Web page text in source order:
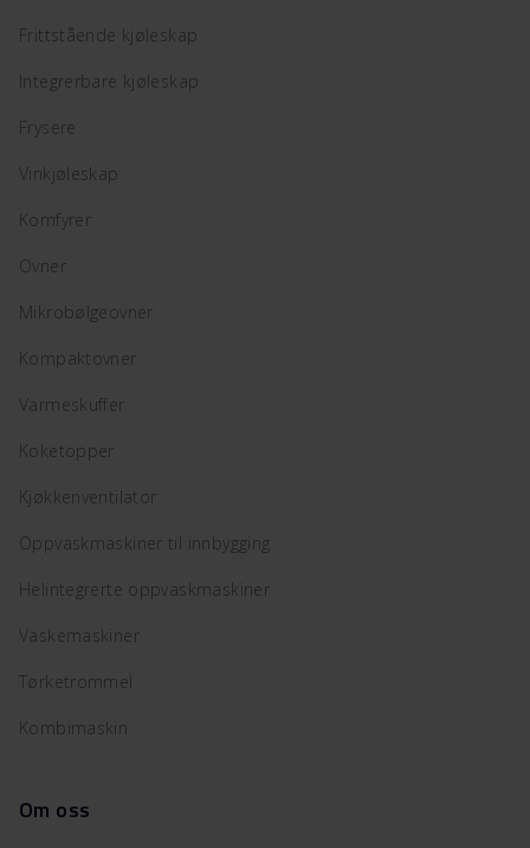
Frittstående kjøleskap
Integrerbare kjøleskap
Frysere
Vinkjøleskap
Komfyrer
Ovner
Mikrobølgeovner
Kompaktovner
Varmeskuffer
Koketopper
Kjøkkenventilator
Oppvaskmaskiner til innbygging
Helintegrerte oppvaskmaskiner
Vaskemaskiner
Tørketrommel
Kombimaskin
Om oss